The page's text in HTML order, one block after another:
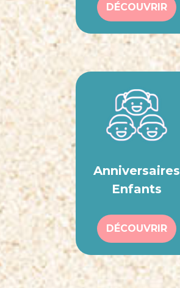
DÉCOUVRIR
Anniversaires
Enfants
DÉCOUVRIR